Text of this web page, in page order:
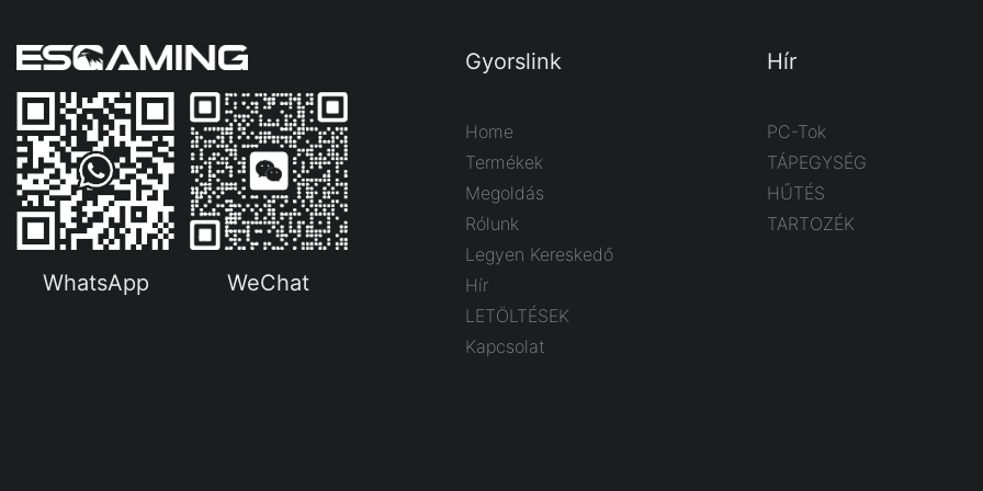
WhatsApp WeChat
Gyorslink
Home
Termékek
Megoldás
Rólunk
Legyen Kereskedő
Hír
LETÖLTÉSEK
Kapcsolat
Hír
PC-Tok
TÁPEGYSÉG
HŰTÉS
TARTOZÉK